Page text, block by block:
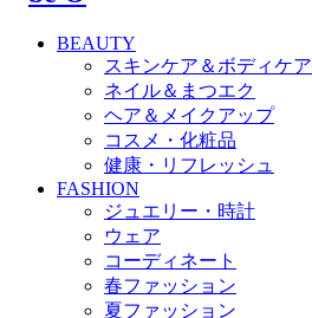
BEAUTY
スキンケア＆ボディケア
ネイル＆まつエク
ヘア＆メイクアップ
コスメ・化粧品
健康・リフレッシュ
FASHION
ジュエリー・時計
ウェア
コーディネート
春ファッション
夏ファッション